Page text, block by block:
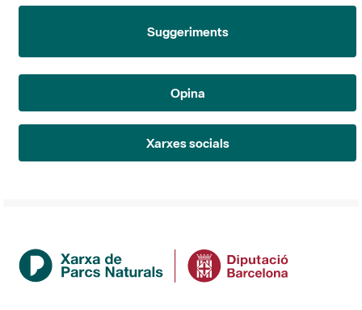
Suggeriments
Opina
Xarxes socials